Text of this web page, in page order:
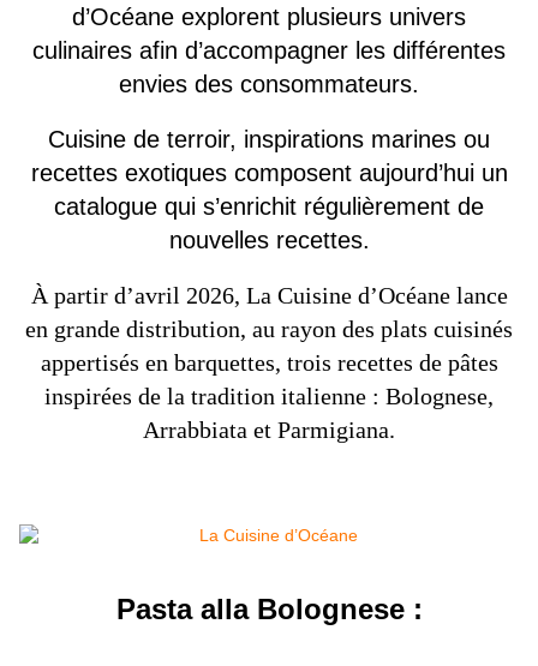
d’Océane explorent plusieurs univers
culinaires afin d’accompagner les différentes
envies des consommateurs.
Cuisine de terroir, inspirations marines ou
recettes exotiques composent aujourd’hui un
catalogue qui s’enrichit régulièrement de
nouvelles recettes.
À partir d’avril 2026, La Cuisine d’Océane lance
en grande distribution, au rayon des plats cuisinés
appertisés en barquettes, trois recettes de pâtes
inspirées de la tradition italienne : Bolognese,
Arrabbiata et Parmigiana.
Pasta alla Bolognese :